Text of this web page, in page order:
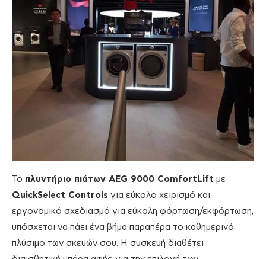
Το πλυντήριο πιάτων AEG 9000 ComfortLift με
QuickSelect Controls για εύκολο χειρισμό και
εργονομικό σχεδιασμό για εύκολη φόρτωση/εκφόρτωση,
υπόσχεται να πάει ένα βήμα παραπέρα το καθημερινό
πλύσιμο των σκευών σου. Η συσκευή διαθέτει